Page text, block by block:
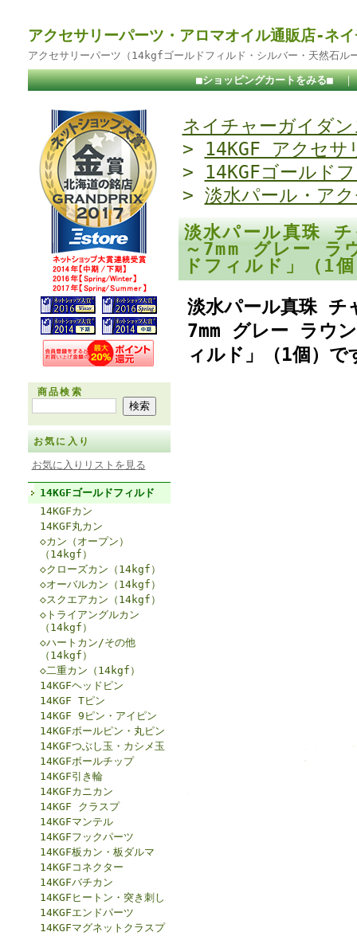
アクセサリーパーツ・アロマオイル通販店-ネ
アクセサリーパーツ（14kgfゴールドフィルド・シルバー・天然石ル
■ショッピングカートをみる■
商品検索
お気に入り
お気に入りリストを見る
14KGFゴールドフィルド
14KGFカン
14KGF丸カン
◇カン（オープン）
（14kgf）
◇クローズカン（14kgf）
◇オーバルカン（14kgf）
◇スクエアカン（14kgf）
◇トライアングルカン
（14kgf）
◇ハートカン/その他
（14kgf）
◇二重カン（14kgf）
14KGFヘッドピン
14KGF Tピン
14KGF 9ピン・アイピン
14KGFボールピン・丸ピン
14KGFつぶし玉・カシメ玉
14KGFボールチップ
14KGF引き輪
14KGFカニカン
14KGF クラスプ
14KGFマンテル
14KGFフックパーツ
14KGF板カン・板ダルマ
14KGFコネクター
14KGFバチカン
14KGFヒートン・突き刺し
14KGFエンドパーツ
14KGFマグネットクラスプ
ネイチャーガイダン
> 14KGF アクセサ
> 14KGFゴールド
> 淡水パール・ア
淡水パール真珠
～7mm グレー ラ
ドフィルド」（1
淡水パール真珠
7mm グレー ラウ
ィルド」（1個）で